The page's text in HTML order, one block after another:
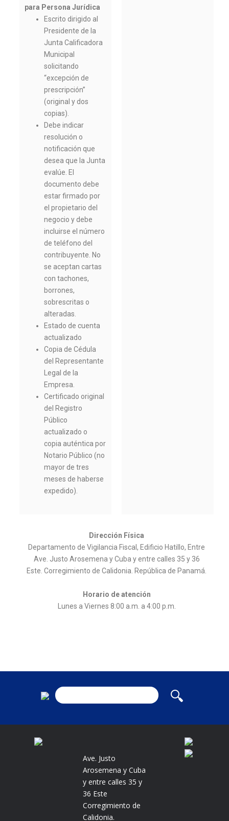
para Persona Jurídica
Escrito dirigido al
Presidente de la
Junta Calificadora
Municipal
solicitando
“excepción de
prescripción”
(original y dos
copias).
Debe indicar
resolución o
notificación que
desea que la Junta
evalúe. El
documento debe
estar firmado por
el propietario del
negocio y debe
incluirse el número
de teléfono del
contribuyente. No
se aceptan cartas
con tachones,
borrones,
sobrescritas o
alteradas.
Estado de cuenta
actualizado
Copia de Cédula
del Representante
Legal de la
Empresa.
Certificado original
del Registro
Público
actualizado o
copia auténtica por
Notario Público (no
mayor de tres
meses de haberse
expedido).
Dirección Física
Departamento de Vigilancia Fiscal, Edificio Hatillo, Entre
Ave. Justo Arosemena y Cuba y entre calles 35 y 36
Este. Corregimiento de Calidonia. República de Panamá.
Horario de atención
Lunes a Viernes 8:00 a.m. a 4:00 p.m.
Ave. Justo
Arosemena y Cuba
y entre calles 35 y
36 Este
Corregimiento de
Calidonia.